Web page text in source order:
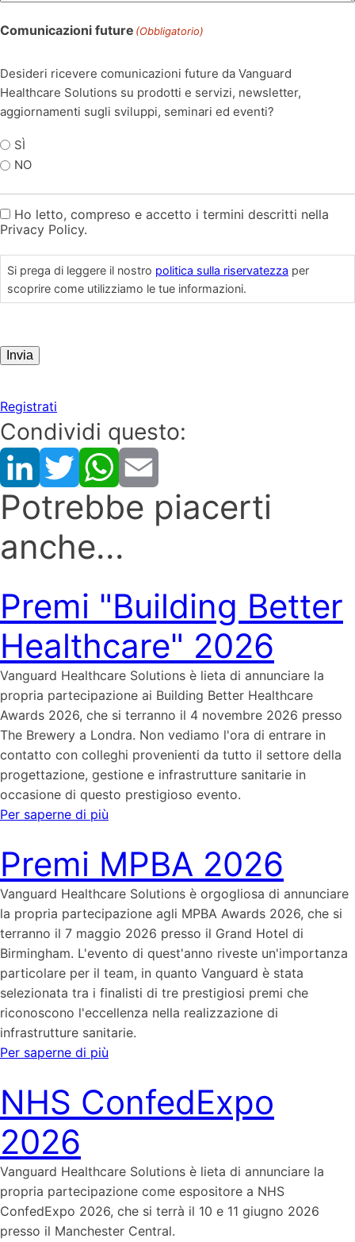
Comunicazioni future (Obbligatorio)
Desideri ricevere comunicazioni future da Vanguard
Healthcare Solutions su prodotti e servizi, newsletter,
aggiornamenti sugli sviluppi, seminari ed eventi?
SÌ
NO
politica
sulla
riservatezza
Ho letto, compreso e accetto i termini descritti nella
Privacy Policy.
Si prega di leggere il nostro politica sulla riservatezza per
scoprire come utilizziamo le tue informazioni.
Invia
Registrati
Condividi questo:
Potrebbe piacerti
anche...
Premi "Building Better
Healthcare" 2026
Vanguard Healthcare Solutions è lieta di annunciare la
propria partecipazione ai Building Better Healthcare
Awards 2026, che si terranno il 4 novembre 2026 presso
The Brewery a Londra. Non vediamo l'ora di entrare in
contatto con colleghi provenienti da tutto il settore della
progettazione, gestione e infrastrutture sanitarie in
occasione di questo prestigioso evento.
Per saperne di più
Premi MPBA 2026
Vanguard Healthcare Solutions è orgogliosa di annunciare
la propria partecipazione agli MPBA Awards 2026, che si
terranno il 7 maggio 2026 presso il Grand Hotel di
Birmingham. L'evento di quest'anno riveste un'importanza
particolare per il team, in quanto Vanguard è stata
selezionata tra i finalisti di tre prestigiosi premi che
riconoscono l'eccellenza nella realizzazione di
infrastrutture sanitarie.
Per saperne di più
NHS ConfedExpo
2026
Vanguard Healthcare Solutions è lieta di annunciare la
propria partecipazione come espositore a NHS
ConfedExpo 2026, che si terrà il 10 e 11 giugno 2026
presso il Manchester Central.